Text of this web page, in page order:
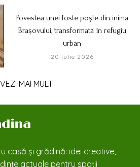
Povestea unei foste poște din inima
Brașovului, transformată în refugiu
urban
20 iulie 2026
VEZI MAI MULT
casă și grădină: idei creative,
actuale pentru spații